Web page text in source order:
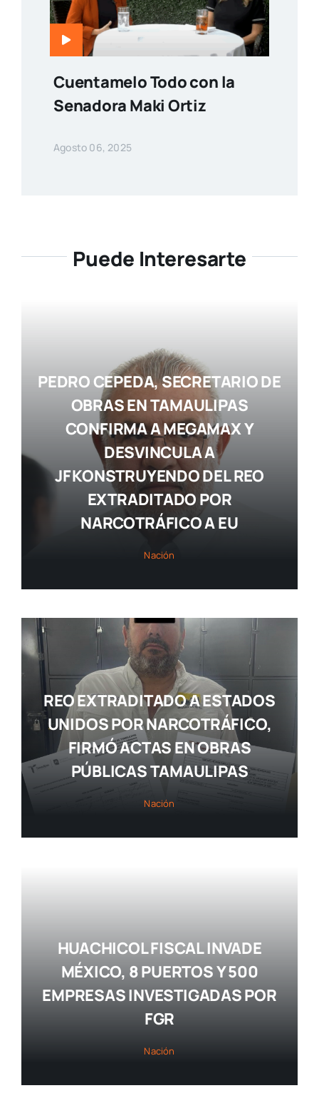
Cuentamelo Todo con la
Senadora Maki Ortiz
Agosto 06, 2025
Puede Interesarte
PEDRO CEPEDA, SECRETARIO DE
OBRAS EN TAMAULIPAS
CONFIRMA A MEGAMAX Y
DESVINCULA A
JF KONSTRUYENDO DEL REO
EXTRADITADO POR
NARCOTRÁFICO A EU
Nación
REO EXTRADITADO A ESTADOS
UNIDOS POR NARCOTRÁFICO,
FIRMÓ ACTAS EN OBRAS
PÚBLICAS TAMAULIPAS
Nación
HUACHICOL FISCAL INVADE
MÉXICO, 8 PUERTOS Y 500
EMPRESAS INVESTIGADAS POR
FGR
Nación